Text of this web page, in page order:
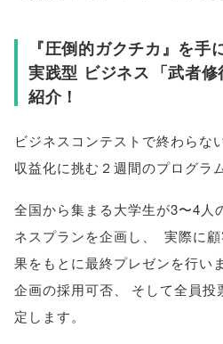
『圧倒的ガクチカ』を手
実践型 ビジネス 「武者修
紹介！
ビジネスコンテストで終わらな
収益化に挑む２週間のプログラ
全国から集まる大学生が3〜4人
ネスプランを企画し 、 実際に
果をもとに最終プレゼンを行い
企画の採用可否、
そして全員投
定します。